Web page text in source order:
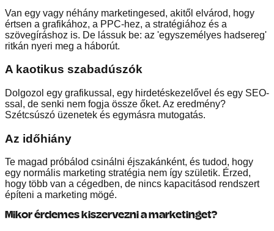
Van egy vagy néhány marketingesed, akitől elvárod, hogy
értsen a grafikához, a PPC-hez, a stratégiához és a
szövegíráshoz is. De lássuk be: az 'egyszemélyes hadsereg'
ritkán nyeri meg a háborút.
A kaotikus szabadúszók
Dolgozol egy grafikussal, egy hirdetéskezelővel és egy SEO-
ssal, de senki nem fogja össze őket. Az eredmény?
Szétcsúszó üzenetek és egymásra mutogatás.
Az időhiány
Te magad próbálod csinálni éjszakánként, és tudod, hogy
egy normális marketing stratégia nem így születik. Érzed,
hogy több van a cégedben, de nincs kapacitásod rendszert
építeni a marketing mögé.
Mikor érdemes kiszervezni a marketinget?